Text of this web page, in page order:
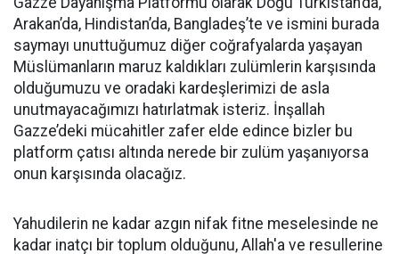
Arakan’da, Hindistan’da, Bangladeş’te ve ismini burada
saymayı unuttuğumuz diğer coğrafyalarda yaşayan
Müslümanların maruz kaldıkları zulümlerin karşısında
olduğumuzu ve oradaki kardeşlerimizi de asla
unutmayacağımızı hatırlatmak isteriz. İnşallah
Gazze’deki mücahitler zafer elde edince bizler bu
platform çatısı altında nerede bir zulüm yaşanıyorsa
onun karşısında olacağız.
Yahudilerin ne kadar azgın nifak fitne meselesinde ne
kadar inatçı bir toplum olduğunu, Allah'a ve resullerine